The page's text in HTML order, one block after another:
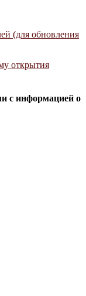
(для обновления
открытия
с информацией о